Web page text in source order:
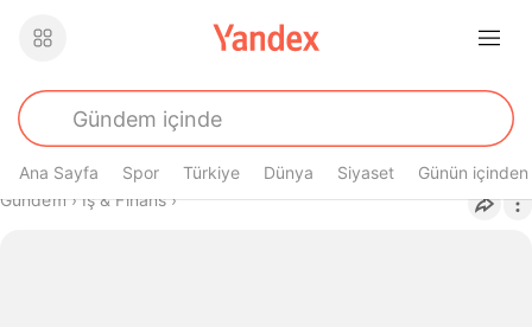
Ana Sayfa Spor Türkiye Dünya Siyaset Günün içinden
Buradasın
Gündem› İş & Finans›